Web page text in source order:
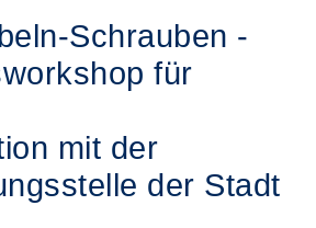
Schrauben -
für
mit der
der Stadt